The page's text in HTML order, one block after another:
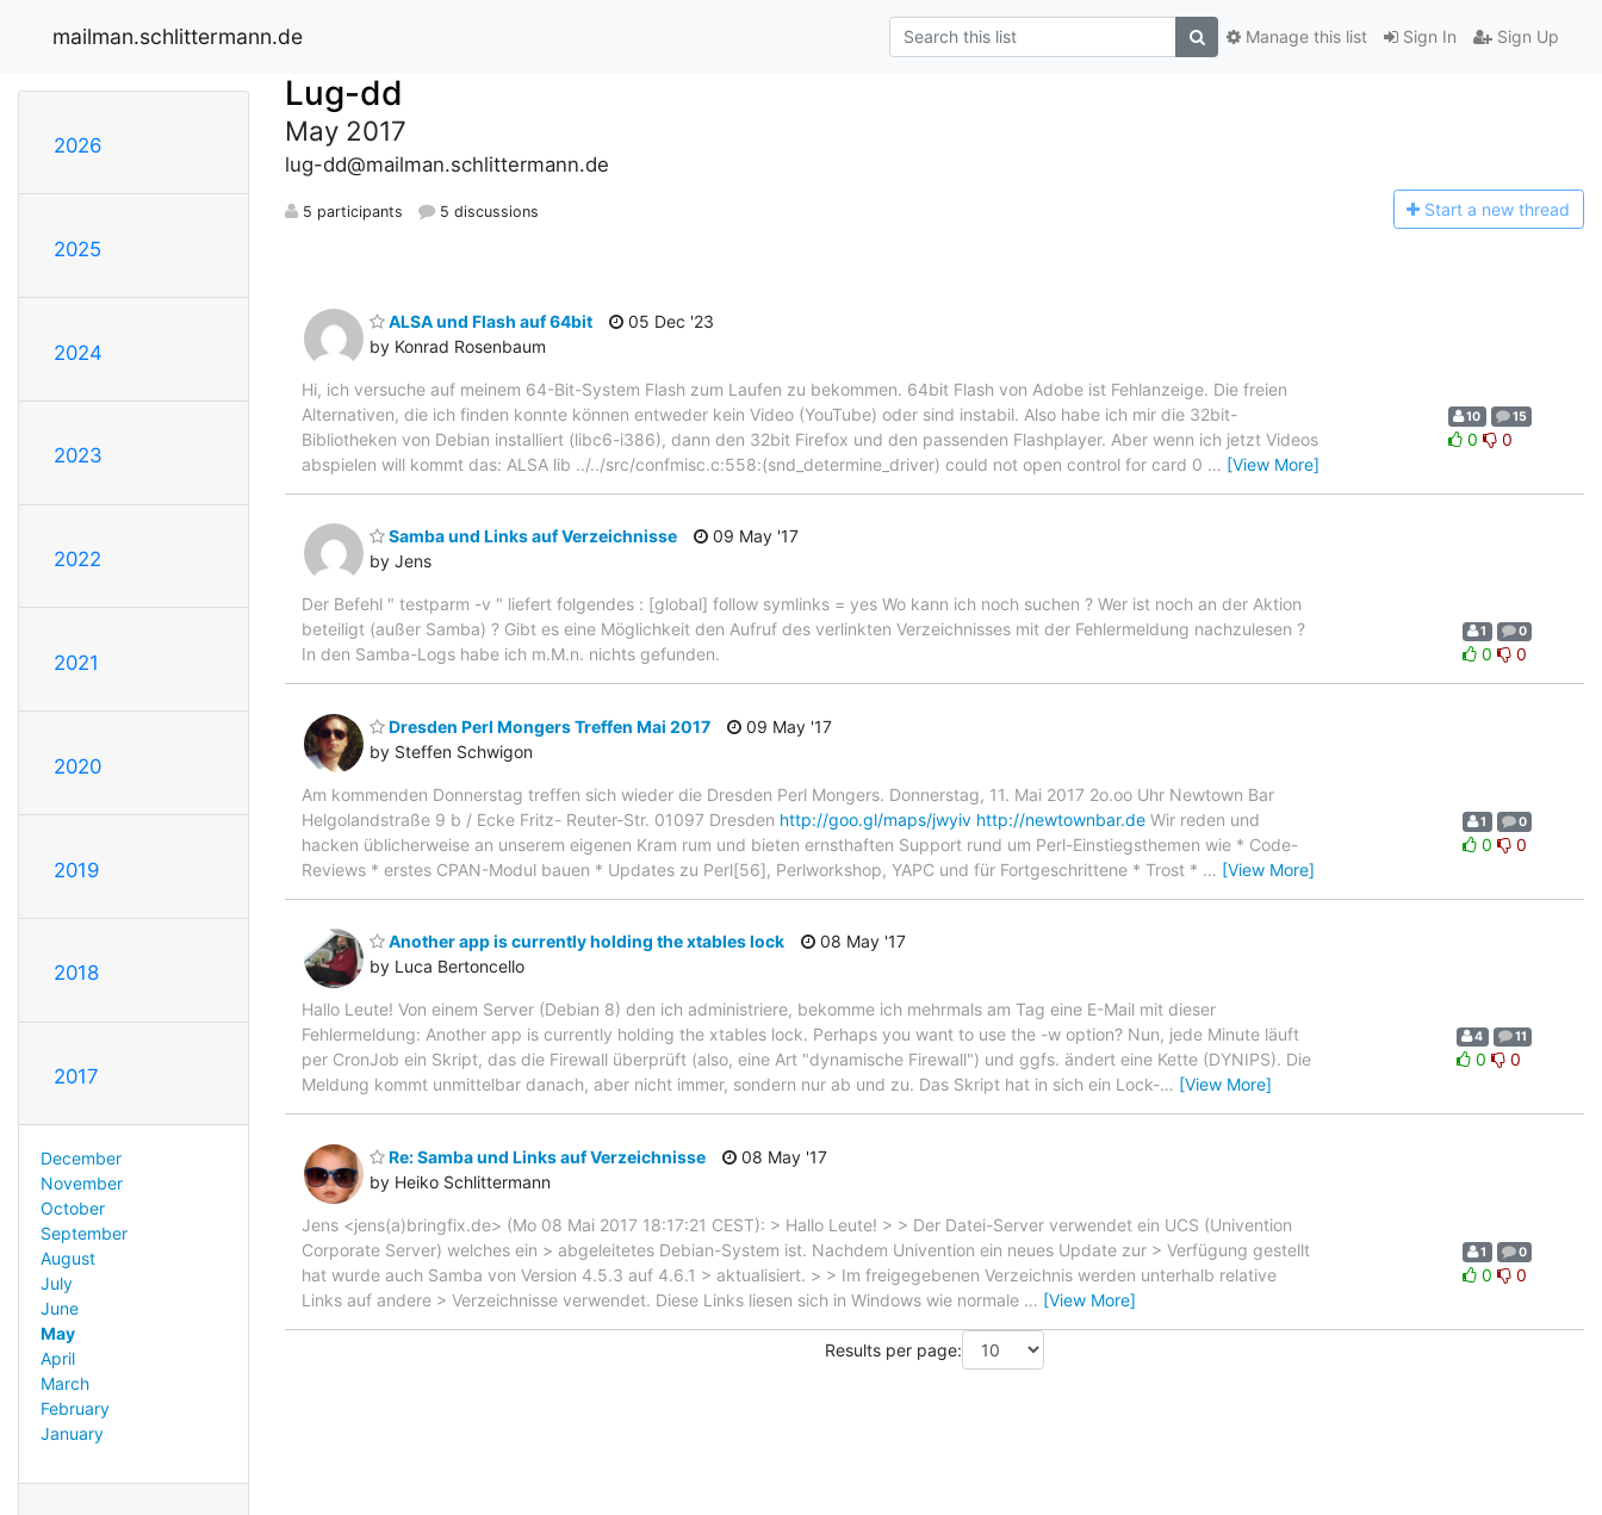
mailman.schlittermann.de Sign In Sign Up
Manage this list
2026
2025
2024
2023
2022
2021
2020
2019
2018
2017
December
November
October
September
August
July
June
May
April
March
February
January
Lug-dd
May 2017
lug-dd@mailman.schlittermann.de
5 participants 5 discussions Start a new thread
ALSA und Flash auf 64bit
by Konrad Rosenbaum
05 Dec '23
Hi, ich versuche auf meinem 64-Bit-System Flash zum Laufen zu bekommen. 64bit Flash von Adobe ist Fehlanzeige. Die freien
Alternativen, die ich finden konnte können entweder kein Video (YouTube) oder sind instabil. Also habe ich mir die 32bit-
Bibliotheken von Debian installiert (libc6-i386), dann den 32bit Firefox und den passenden Flashplayer. Aber wenn ich jetzt Videos
abspielen will kommt das: ALSA lib ../../src/confmisc.c:558:(snd_determine_driver) could not open control for card 0 … [View More]
10 15
0 0
Samba und Links auf Verzeichnisse
by Jens
09 May '17
Der Befehl " testparm -v " liefert folgendes : [global] follow symlinks = yes Wo kann ich noch suchen ? Wer ist noch an der Aktion
beteiligt (außer Samba) ? Gibt es eine Möglichkeit den Aufruf des verlinkten Verzeichnisses mit der Fehlermeldung nachzulesen ?
In den Samba-Logs habe ich m.M.n. nichts gefunden.
1 0
0 0
Dresden Perl Mongers Treffen Mai 2017
by Steffen Schwigon
09 May '17
Am kommenden Donnerstag treffen sich wieder die Dresden Perl Mongers. Donnerstag, 11. Mai 2017 2o.oo Uhr Newtown Bar
Helgolandstraße 9 b / Ecke Fritz- Reuter-Str. 01097 Dresden http://goo.gl/maps/jwyiv http://newtownbar.de Wir reden und
hacken üblicherweise an unserem eigenen Kram rum und bieten ernsthaften Support rund um Perl-Einstiegsthemen wie * Code-
Reviews * erstes CPAN-Modul bauen * Updates zu Perl[56], Perlworkshop, YAPC und für Fortgeschrittene * Trost * … [View More]
1 0
0 0
Another app is currently holding the xtables lock
by Luca Bertoncello
08 May '17
Hallo Leute! Von einem Server (Debian 8) den ich administriere, bekomme ich mehrmals am Tag eine E-Mail mit dieser
Fehlermeldung: Another app is currently holding the xtables lock. Perhaps you want to use the -w option? Nun, jede Minute läuft
per CronJob ein Skript, das die Firewall überprüft (also, eine Art "dynamische Firewall") und ggfs. ändert eine Kette (DYNIPS). Die
Meldung kommt unmittelbar danach, aber nicht immer, sondern nur ab und zu. Das Skript hat in sich ein Lock-… [View More]
4 11
0 0
Re: Samba und Links auf Verzeichnisse
by Heiko Schlittermann
08 May '17
Jens <jens(a)bringfix.de> (Mo 08 Mai 2017 18:17:21 CEST): > Hallo Leute! > > Der Datei-Server verwendet ein UCS (Univention
Corporate Server) welches ein > abgeleitetes Debian-System ist. Nachdem Univention ein neues Update zur > Verfügung gestellt
hat wurde auch Samba von Version 4.5.3 auf 4.6.1 > aktualisiert. > > Im freigegebenen Verzeichnis werden unterhalb relative
Links auf andere > Verzeichnisse verwendet. Diese Links liesen sich in Windows wie normale … [View More]
1 0
0 0
Results per page: